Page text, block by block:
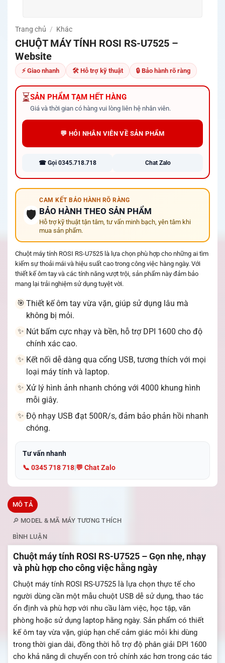
Trang chủ / Khác
CHUỘT MÁY TÍNH ROSI RS-U7525 –
Website
⚡ Giao nhanh 🛠 Hỗ trợ kỹ thuật 🔒 Bảo hành rõ ràng
⏳SẢN PHẨM TẠM HẾT HÀNG
Giá và thời gian có hàng vui lòng liên hệ nhân viên.
💬 HỎI NHÂN VIÊN VỀ SẢN PHẨM
☎ Gọi 0345.718.718 Chat Zalo
🛡️
CAM KẾT BẢO HÀNH RÕ RÀNG
BẢO HÀNH THEO SẢN PHẨM
Hỗ trợ kỹ thuật tận tâm, tư vấn minh bạch, yên tâm khi
mua sản phẩm.
Chuột máy tính ROSI RS-U7525 là lựa chọn phù hợp cho những ai tìm
kiếm sự thoải mái và hiệu suất cao trong công việc hàng ngày. Với
thiết kế ôm tay và các tính năng vượt trội, sản phẩm này đảm bảo
mang lại trải nghiệm sử dụng tuyệt vời.
🎯 Thiết kế ôm tay vừa vặn, giúp sử dụng lâu mà
không bị mỏi.
✨ Nút bấm cực nhạy và bền, hỗ trợ DPI 1600 cho độ
chính xác cao.
✨ Kết nối dễ dàng qua cổng USB, tương thích với mọi
loại máy tính và laptop.
✨ Xử lý hình ảnh nhanh chóng với 4000 khung hình
mỗi giây.
✨ Độ nhạy USB đạt 500R/s, đảm bảo phản hồi nhanh
chóng.
Tư vấn nhanh
📞 0345 718 718|💬 Chat Zalo
MÔ TẢ
🔎 MODEL & MÃ MÁY TƯƠNG THÍCH
BÌNH LUẬN
Chuột máy tính ROSI RS-U7525 – Gọn nhẹ, nhạy
và phù hợp cho công việc hằng ngày
Chuột máy tính ROSI RS-U7525 là lựa chọn thực tế cho
người dùng cần một mẫu chuột USB dễ sử dụng, thao tác
ổn định và phù hợp với nhu cầu làm việc, học tập, văn
phòng hoặc sử dụng laptop hằng ngày. Sản phẩm có thiết
kế ôm tay vừa vặn, giúp hạn chế cảm giác mỏi khi dùng
trong thời gian dài, đồng thời hỗ trợ độ phân giải DPI 1600
cho khả năng di chuyển con trỏ chính xác hơn trong các tác